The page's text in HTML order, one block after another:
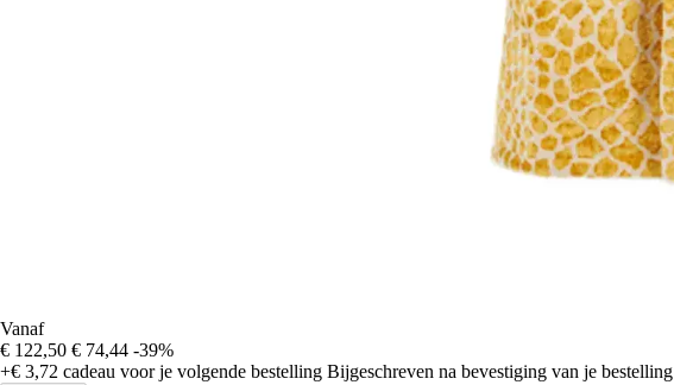
Vanaf
€ 122,50 € 74,44 -39%
+€ 3,72 cadeau voor je volgende bestelling Bijgeschreven na bevestiging van je bestelling